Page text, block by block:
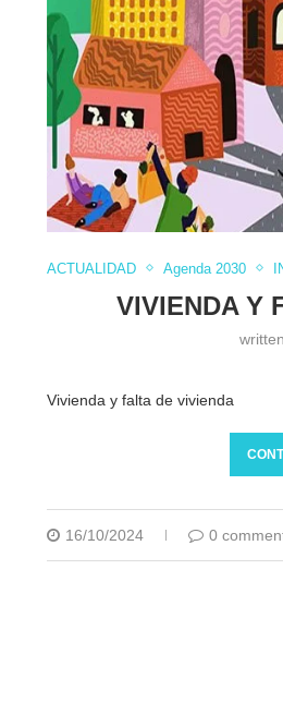
ACTUALIDAD Agenda 2030
VIVIENDA Y
Vivienda y falta de vivienda
16/10/2024 0